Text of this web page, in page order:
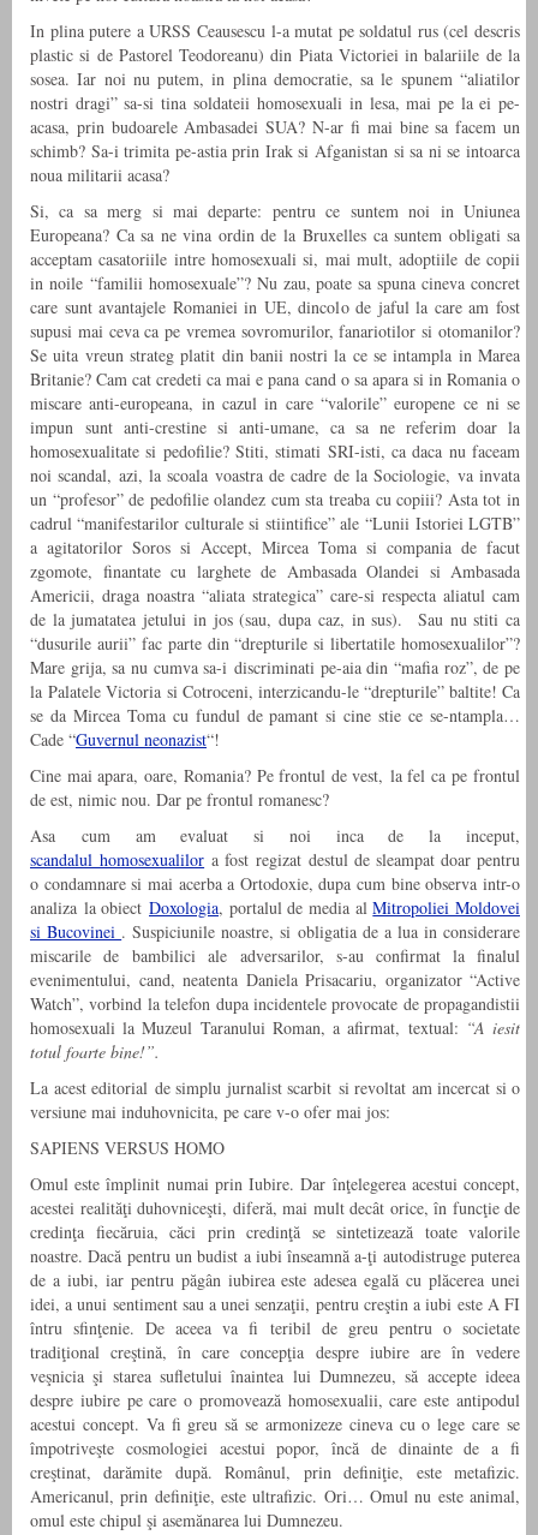
In plina putere a URSS Ceausescu l-a mutat pe soldatul rus (cel descris
plastic si de Pastorel Teodoreanu) din Piata Victoriei in balariile de la
sosea. Iar noi nu putem, in plina democratie, sa le spunem “aliatilor
nostri dragi” sa-si tina soldateii homosexuali in lesa, mai pe la ei pe-
acasa, prin budoarele Ambasadei SUA? N-ar fi mai bine sa facem un
schimb? Sa-i trimita pe-astia prin Irak si Afganistan si sa ni se intoarca
noua militarii acasa?
Si, ca sa merg si mai departe: pentru ce suntem noi in Uniunea
Europeana? Ca sa ne vina ordin de la Bruxelles ca suntem obligati sa
acceptam casatoriile intre homosexuali si, mai mult, adoptiile de copii
in noile “familii homosexuale”? Nu zau, poate sa spuna cineva concret
care sunt avantajele Romaniei in UE, dincolo de jaful la care am fost
supusi mai ceva ca pe vremea sovromurilor, fanariotilor si otomanilor?
Se uita vreun strateg platit din banii nostri la ce se intampla in Marea
Britanie? Cam cat credeti ca mai e pana cand o sa apara si in Romania o
miscare anti-europeana, in cazul in care “valorile” europene ce ni se
impun sunt anti-crestine si anti-umane, ca sa ne referim doar la
homosexualitate si pedofilie? Stiti, stimati SRI-isti, ca daca nu faceam
noi scandal, azi, la scoala voastra de cadre de la Sociologie, va invata
un “profesor” de pedofilie olandez cum sta treaba cu copiii? Asta tot in
cadrul “manifestarilor culturale si stiintifice” ale “Lunii Istoriei LGTB”
a agitatorilor Soros si Accept, Mircea Toma si compania de facut
zgomote, finantate cu larghete de Ambasada Olandei si Ambasada
Americii, draga noastra “aliata strategica” care-si respecta aliatul cam
de la jumatatea jetului in jos (sau, dupa caz, in sus). Sau nu stiti ca
“dusurile aurii” fac parte din “drepturile si libertatile homosexualilor”?
Mare grija, sa nu cumva sa-i discriminati pe-aia din “mafia roz”, de pe
la Palatele Victoria si Cotroceni, interzicandu-le “drepturile” baltite! Ca
se da Mircea Toma cu fundul de pamant si cine stie ce se-ntampla…
Cade “Guvernul neonazist“!
Cine mai apara, oare, Romania? Pe frontul de vest, la fel ca pe frontul
de est, nimic nou. Dar pe frontul romanesc?
Asa cum am evaluat si noi inca de la inceput,
scandalul homosexualilor a fost regizat destul de sleampat doar pentru
o condamnare si mai acerba a Ortodoxie, dupa cum bine observa intr-o
analiza la obiect Doxologia, portalul de media alMitropoliei Moldovei
si Bucovinei . Suspiciunile noastre, si obligatia de a lua in considerare
miscarile de bambilici ale adversarilor, s-au confirmat la finalul
evenimentului, cand, neatenta Daniela Prisacariu, organizator “Active
Watch”, vorbind la telefon dupa incidentele provocate de propagandistii
homosexuali la Muzeul Taranului Roman, a afirmat, textual: “A iesit
totul foarte bine!”.
La acest editorial de simplu jurnalist scarbit si revoltat am incercat si o
versiune mai induhovnicita, pe care v-o ofer mai jos:
SAPIENS VERSUS HOMO
Omul este împlinit numai prin Iubire. Dar înţelegerea acestui concept,
acestei realităţi duhovniceşti, diferă, mai mult decât orice, în funcţie de
credinţa fiecăruia, căci prin credinţă se sintetizează toate valorile
noastre. Dacă pentru un budist a iubi înseamnă a-ţi autodistruge puterea
de a iubi, iar pentru păgân iubirea este adesea egală cu plăcerea unei
idei, a unui sentiment sau a unei senzaţii, pentru creştin a iubi este A FI
întru sfinţenie. De aceea va fi teribil de greu pentru o societate
tradiţional creştină, în care concepţia despre iubire are în vedere
veşnicia şi starea sufletului înaintea lui Dumnezeu, să accepte ideea
despre iubire pe care o promovează homosexualii, care este antipodul
acestui concept. Va fi greu să se armonizeze cineva cu o lege care se
împotriveşte cosmologiei acestui popor, încă de dinainte de a fi
creştinat, darămite după. Românul, prin definiţie, este metafizic.
Americanul, prin definiţie, este ultrafizic. Ori… Omul nu este animal,
omul este chipul şi asemănarea lui Dumnezeu.